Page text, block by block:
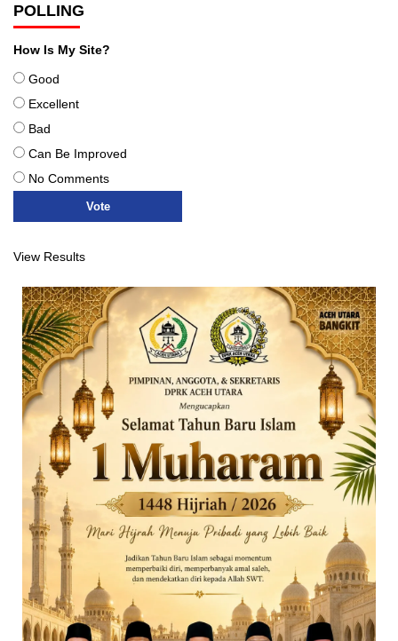
POLLING
How Is My Site?
Good
Excellent
Bad
Can Be Improved
No Comments
View Results